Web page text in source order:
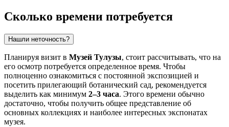
Сколько времени потребуется
Нашли неточность?
Планируя визит в Музей Тулузы, стоит рассчитывать, что на
его осмотр потребуется определенное время. Чтобы
полноценно ознакомиться с постоянной экспозицией и
посетить прилегающий ботанический сад, рекомендуется
выделить как минимум 2–3 часа. Этого времени обычно
достаточно, чтобы получить общее представление об
основных коллекциях и наиболее интересных экспонатах
музея.